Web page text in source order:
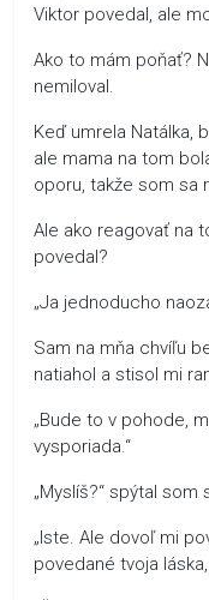
Viktor povedal, ale
Ako to mám poňať?
nemiloval.
Keď umrela Natálka,
ale mama na tom
oporu, takže som sa
Ale ako reagovať na
povedal?
„Ja jednoducho
Sam na mňa chvíľu
natiahol a stisol mi
„Bude to v pohode,
vysporiada.“
„Myslíš?“ spýtal
„Iste. Ale dovoľ mi
povedané tvoja